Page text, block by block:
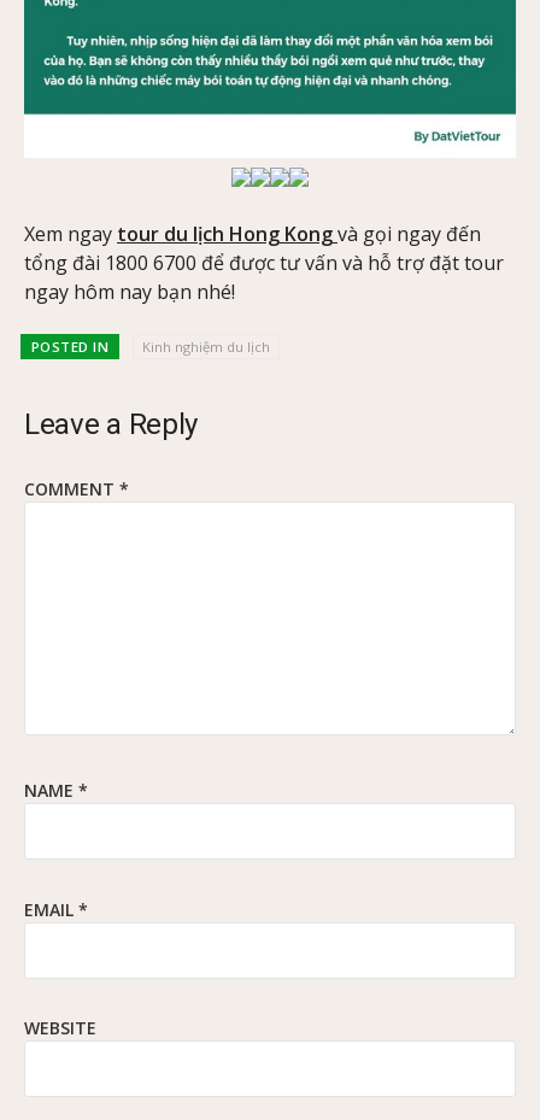
Xem ngay tour du lịch Hong Kongvà gọi ngay đến
tổng đài 1800 6700 để được tư vấn và hỗ trợ đặt tour
ngay hôm nay bạn nhé!
POSTED IN Kinh nghiệm du lịch
Leave a Reply
COMMENT *
NAME *
EMAIL *
WEBSITE